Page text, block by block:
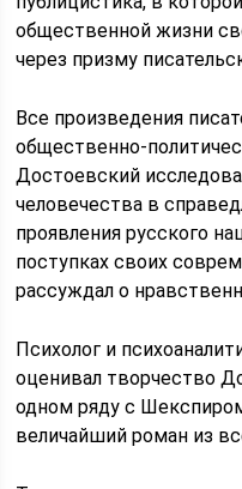
общественной жизни
через призму
Все произведения
общественно-
Достоевский
человечества в
проявления русского
поступках своих
рассуждал о
Психолог и
оценивал творчество
одном ряду с
величайший роман из